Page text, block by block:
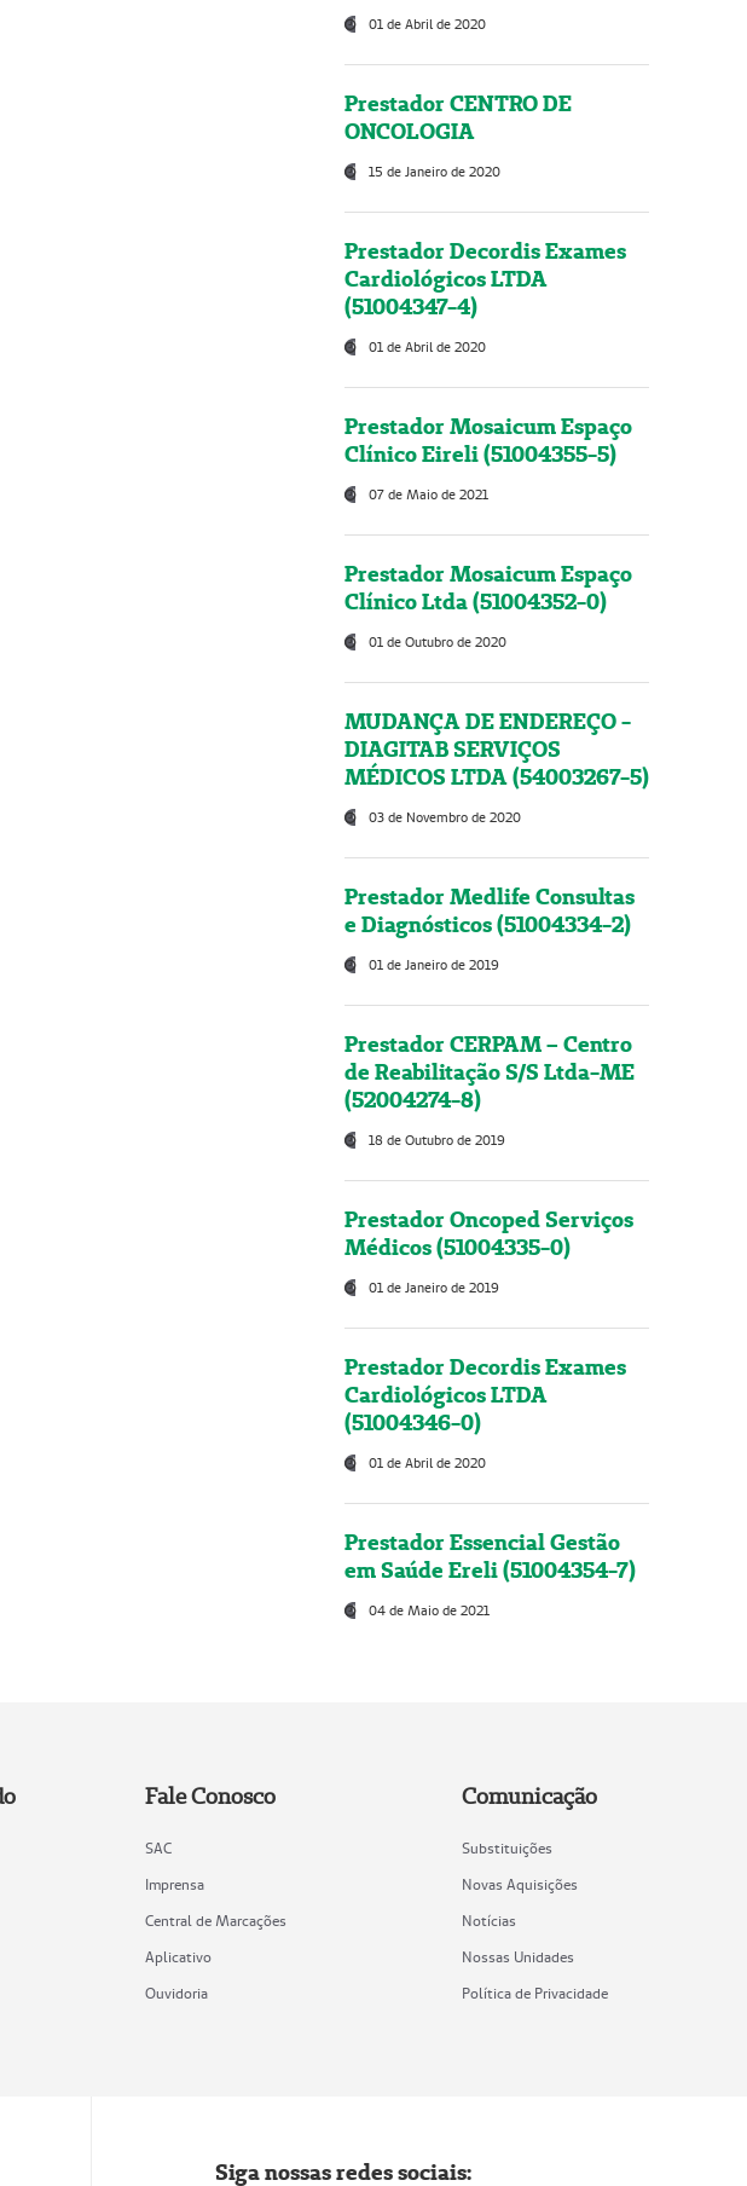
01 de Abril de 2020
Prestador CENTRO DE
ONCOLOGIA
15 de Janeiro de 2020
Prestador Decordis Exames
Cardiológicos LTDA
(51004347-4)
01 de Abril de 2020
Prestador Mosaicum Espaço
Clínico Eireli (51004355-5)
07 de Maio de 2021
Prestador Mosaicum Espaço
Clínico Ltda (51004352-0)
01 de Outubro de 2020
MUDANÇA DE ENDEREÇO -
DIAGITAB SERVIÇOS
MÉDICOS LTDA (54003267-5)
03 de Novembro de 2020
Prestador Medlife Consultas
e Diagnósticos (51004334-2)
01 de Janeiro de 2019
Prestador CERPAM – Centro
de Reabilitação S/S Ltda-ME
(52004274-8)
18 de Outubro de 2019
Prestador Oncoped Serviços
Médicos (51004335-0)
01 de Janeiro de 2019
Prestador Decordis Exames
Cardiológicos LTDA
(51004346-0)
01 de Abril de 2020
Prestador Essencial Gestão
em Saúde Ereli (51004354-7)
04 de Maio de 2021
Fale Conosco
SAC
Imprensa
Central de Marcações
Aplicativo
Ouvidoria
Comunicação
Substituições
Novas Aquisições
Notícias
Nossas Unidades
Política de Privacidade
Siga nossas redes sociais: